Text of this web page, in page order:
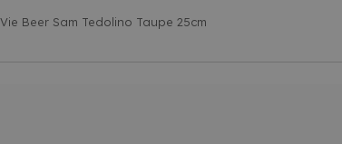
Beer Sam Tedolino Taupe 25cm